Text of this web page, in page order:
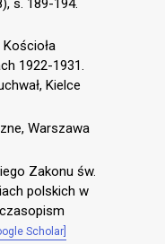
Kościoła
1922-1931.
Kielce
Warszawa
Zakonu św.
polskich w
Scholar]